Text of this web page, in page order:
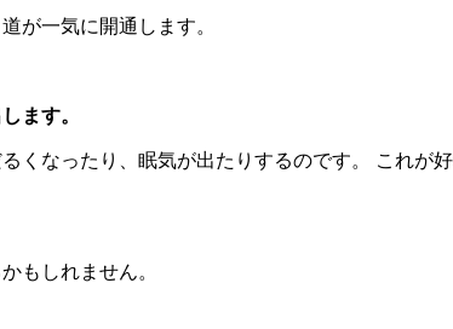
が一気に開通します。
ます。
なったり、眠気が出たりするのです。 これが好
もしれません。